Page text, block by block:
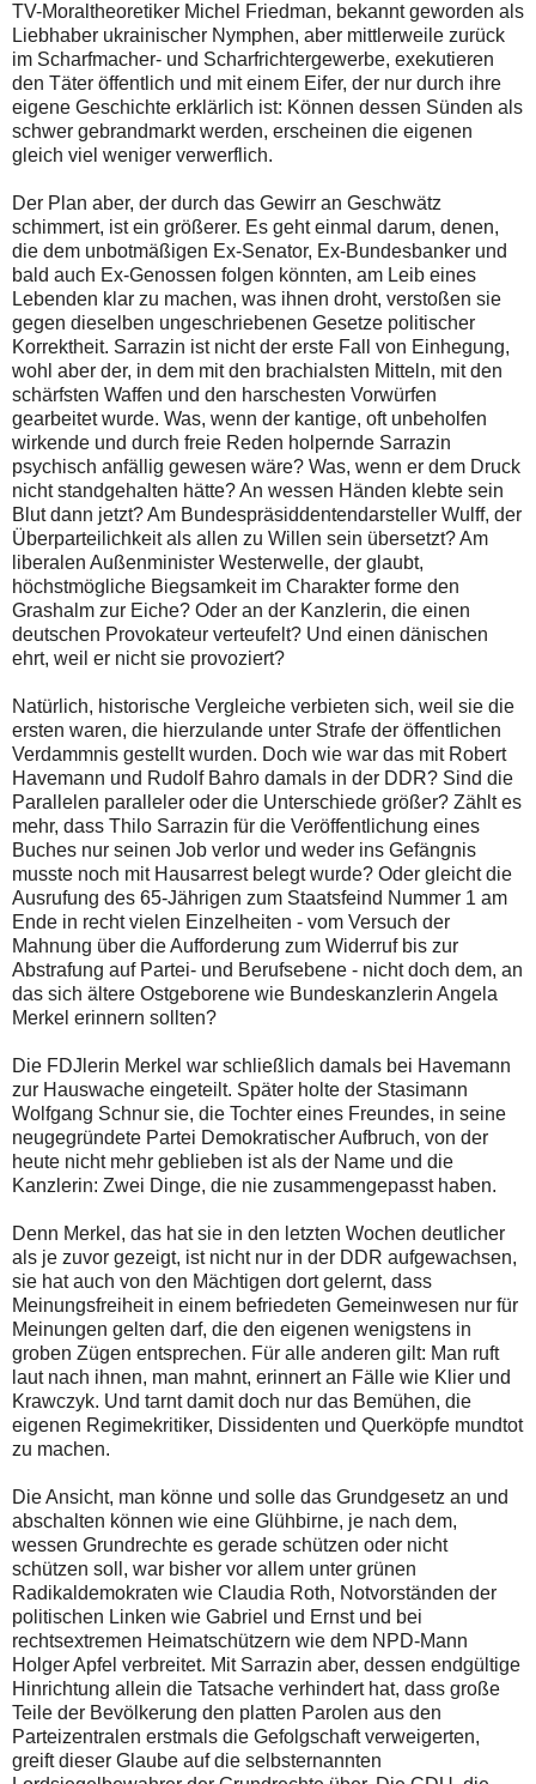
TV-Moraltheoretiker Michel Friedman, bekannt geworden als
Liebhaber ukrainischer Nymphen, aber mittlerweile zurück
im Scharfmacher- und Scharfrichtergewerbe, exekutieren
den Täter öffentlich und mit einem Eifer, der nur durch ihre
eigene Geschichte erklärlich ist: Können dessen Sünden als
schwer gebrandmarkt werden, erscheinen die eigenen
gleich viel weniger verwerflich.
Der Plan aber, der durch das Gewirr an Geschwätz
schimmert, ist ein größerer. Es geht einmal darum, denen,
die dem unbotmäßigen Ex-Senator, Ex-Bundesbanker und
bald auch Ex-Genossen folgen könnten, am Leib eines
Lebenden klar zu machen, was ihnen droht, verstoßen sie
gegen dieselben ungeschriebenen Gesetze politischer
Korrektheit. Sarrazin ist nicht der erste Fall von Einhegung,
wohl aber der, in dem mit den brachialsten Mitteln, mit den
schärfsten Waffen und den harschesten Vorwürfen
gearbeitet wurde. Was, wenn der kantige, oft unbeholfen
wirkende und durch freie Reden holpernde Sarrazin
psychisch anfällig gewesen wäre? Was, wenn er dem Druck
nicht standgehalten hätte? An wessen Händen klebte sein
Blut dann jetzt? Am Bundespräsiddentendarsteller Wulff, der
Überparteilichkeit als allen zu Willen sein übersetzt? Am
liberalen Außenminister Westerwelle, der glaubt,
höchstmögliche Biegsamkeit im Charakter forme den
Grashalm zur Eiche? Oder an der Kanzlerin, die einen
deutschen Provokateur verteufelt? Und einen dänischen
ehrt, weil er nicht sie provoziert?
Natürlich, historische Vergleiche verbieten sich, weil sie die
ersten waren, die hierzulande unter Strafe der öffentlichen
Verdammnis gestellt wurden. Doch wie war das mit Robert
Havemann und Rudolf Bahro damals in der DDR? Sind die
Parallelen paralleler oder die Unterschiede größer? Zählt es
mehr, dass Thilo Sarrazin für die Veröffentlichung eines
Buches nur seinen Job verlor und weder ins Gefängnis
musste noch mit Hausarrest belegt wurde? Oder gleicht die
Ausrufung des 65-Jährigen zum Staatsfeind Nummer 1 am
Ende in recht vielen Einzelheiten - vom Versuch der
Mahnung über die Aufforderung zum Widerruf bis zur
Abstrafung auf Partei- und Berufsebene - nicht doch dem, an
das sich ältere Ostgeborene wie Bundeskanzlerin Angela
Merkel erinnern sollten?
Die FDJlerin Merkel war schließlich damals bei Havemann
zur Hauswache eingeteilt. Später holte der Stasimann
Wolfgang Schnur sie, die Tochter eines Freundes, in seine
neugegründete Partei Demokratischer Aufbruch, von der
heute nicht mehr geblieben ist als der Name und die
Kanzlerin: Zwei Dinge, die nie zusammengepasst haben.
Denn Merkel, das hat sie in den letzten Wochen deutlicher
als je zuvor gezeigt, ist nicht nur in der DDR aufgewachsen,
sie hat auch von den Mächtigen dort gelernt, dass
Meinungsfreiheit in einem befriedeten Gemeinwesen nur für
Meinungen gelten darf, die den eigenen wenigstens in
groben Zügen entsprechen. Für alle anderen gilt: Man ruft
laut nach ihnen, man mahnt, erinnert an Fälle wie Klier und
Krawczyk. Und tarnt damit doch nur das Bemühen, die
eigenen Regimekritiker, Dissidenten und Querköpfe mundtot
zu machen.
Die Ansicht, man könne und solle das Grundgesetz an und
abschalten können wie eine Glühbirne, je nach dem,
wessen Grundrechte es gerade schützen oder nicht
schützen soll, war bisher vor allem unter grünen
Radikaldemokraten wie Claudia Roth, Notvorständen der
politischen Linken wie Gabriel und Ernst und bei
rechtsextremen Heimatschützern wie dem NPD-Mann
Holger Apfel verbreitet. Mit Sarrazin aber, dessen endgültige
Hinrichtung allein die Tatsache verhindert hat, dass große
Teile der Bevölkerung den platten Parolen aus den
Parteizentralen erstmals die Gefolgschaft verweigerten,
greift dieser Glaube auf die selbsternannten